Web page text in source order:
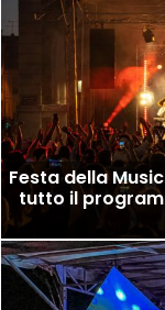
Festa della
tutto il